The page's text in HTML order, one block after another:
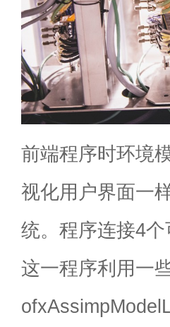
前端程序时环境
视化用户界面一
统。程序连接4
这一程序利用一